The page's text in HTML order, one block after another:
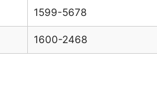
1599-5678
1600-2468